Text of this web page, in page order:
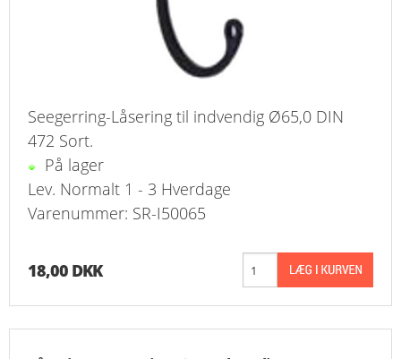
Seegerring-Låsering til indvendig Ø65,0 DIN
472 Sort.
På lager
Lev. Normalt 1 - 3 Hverdage
Varenummer: SR-I50065
18,00 DKK